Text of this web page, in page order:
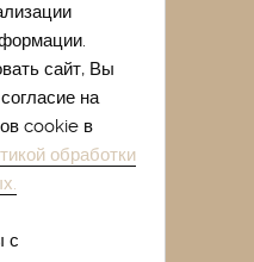
Крыма
Крыма
грязями
в Крыму
сайт, Вы
на
cookie в
обработки
с